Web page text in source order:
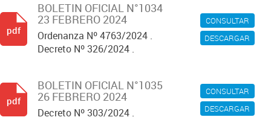
CONSULTAR
DESCARGAR
BOLETIN OFICIAL N°1034
23 FEBRERO 2024
Ordenanza Nº 4763/2024 .
Decreto Nº 326/2024 .
pdf
CONSULTAR
DESCARGAR
BOLETIN OFICIAL N°1035
26 FEBRERO 2024
Decreto Nº 303/2024 .
pdf